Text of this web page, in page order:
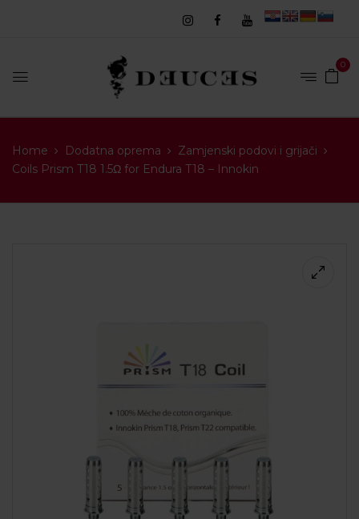
0
Home Dodatna oprema
Zamjenski podovi i grijači
Coils Prism T18 1.5Ω for Endura T18 – Innokin